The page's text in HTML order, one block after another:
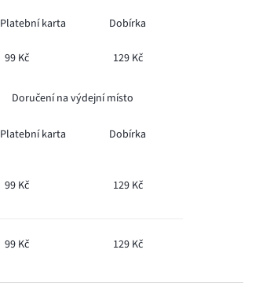
Platební karta Dobírka
99 Kč 129 Kč
Doručení na výdejní místo
Platební karta Dobírka
99 Kč 129 Kč
99 Kč 129 Kč